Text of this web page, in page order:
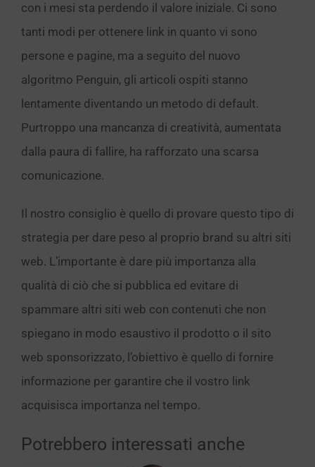
con i mesi sta perdendo il valore iniziale. Ci sono
tanti modi per ottenere link in quanto vi sono
persone e pagine, ma a seguito del nuovo
algoritmo Penguin, gli articoli ospiti stanno
lentamente diventando un metodo di default.
Purtroppo una mancanza di creatività, aumentata
dalla paura di fallire, ha rafforzato una scarsa
comunicazione.
Il nostro consiglio è quello di provare questo tipo di
strategia per dare peso al proprio brand su altri siti
web. L’importante è dare più importanza alla
qualità di ciò che si pubblica ed evitare di
spammare altri siti web con contenuti che non
spiegano in modo esaustivo il prodotto o il sito
web sponsorizzato, l’obiettivo è quello di fornire
informazione per garantire che il vostro link
acquisisca importanza nel tempo.
Potrebbero interessati anche